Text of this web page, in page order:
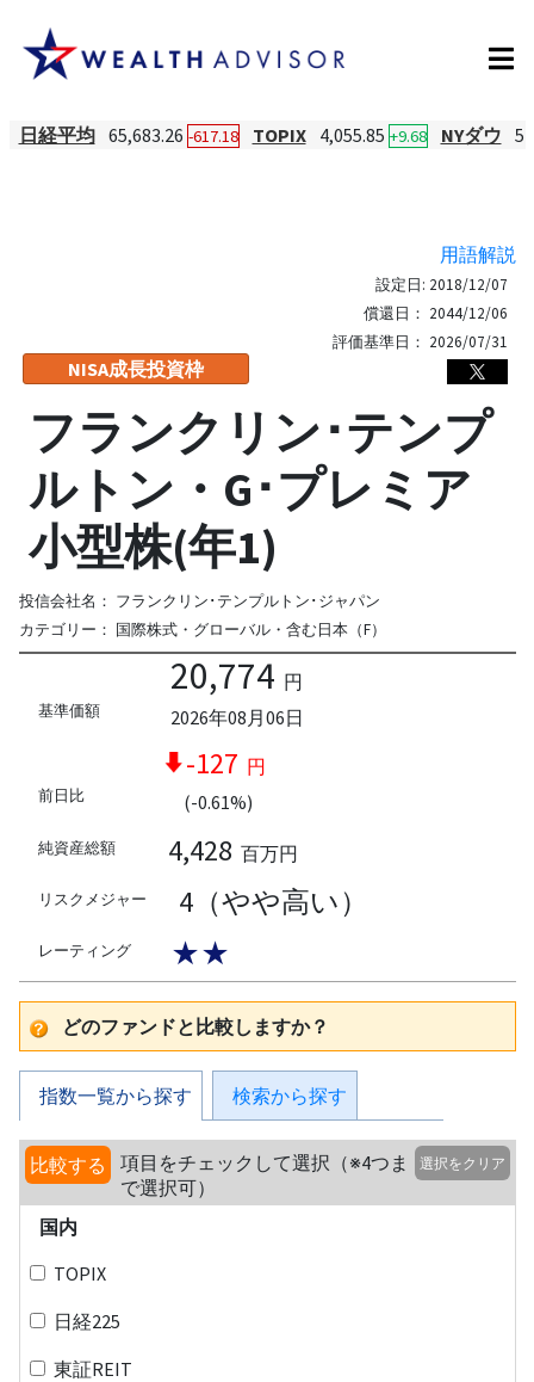
日経平均 65,683.26 -617.18 TOPIX 4,055.85 +9.68 NYダウ
用語解説
NISA成長投資枠
設定日: 2018/12/07
償還日： 2044/12/06
評価基準日： 2026/07/31
フランクリン･テンプ
ルトン・G･プレミア
小型株(年1)
投信会社名： フランクリン･テンプルトン･ジャパン
カテゴリー： 国際株式・グローバル・含む日本（F）
基準価額
20,774 円
2026年08月06日
前日比
-127 円
(-0.61%)
純資産総額 4,428 百万円
リスクメジャー 4（やや高い）
レーティング ★★
どのファンドと比較しますか？
指数一覧から探す 検索から探す
比較する
項目をチェックして選択（※4つま
で選択可）
選択をクリア
国内
TOPIX
日経225
東証REIT